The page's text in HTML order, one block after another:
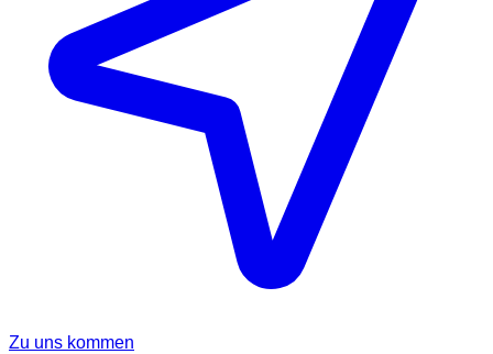
Zu uns kommen